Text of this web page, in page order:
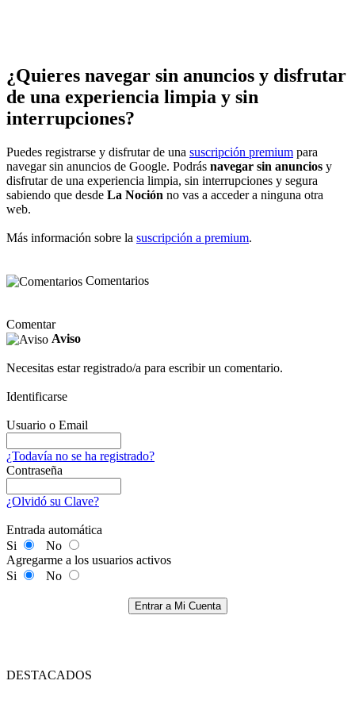
¿Quieres navegar sin anuncios y disfrutar
de una experiencia limpia y sin
interrupciones?
Puedes registrarse y disfrutar de una suscripción premium para
navegar sin anuncios de Google. Podrás navegar sin anuncios y
disfrutar de una experiencia limpia, sin interrupciones y segura
sabiendo que desde La Noción no vas a acceder a ninguna otra
web.
Más información sobre la suscripción a premium.
Comentarios
Comentar
Aviso
Necesitas estar registrado/a para escribir un comentario.
Identificarse
Usuario o Email
¿Todavía no se ha registrado?
Contraseña
¿Olvidó su Clave?
Entrada automática
Si
No
Agregarme a los usuarios activos
Si
No
Entrar a Mi Cuenta
DESTACADOS